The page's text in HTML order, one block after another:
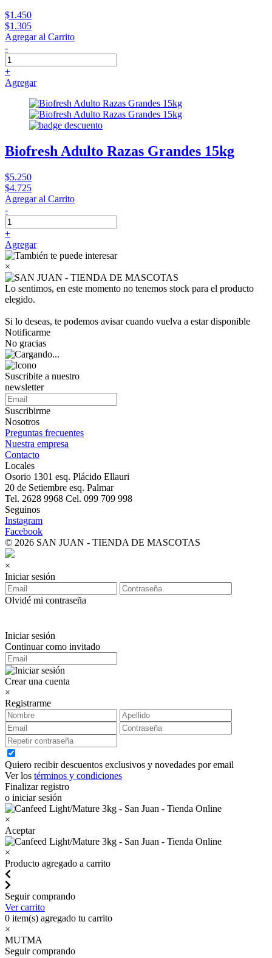
$1.450
$1.305
Agregar al Carrito
-
+
Agregar
Biofresh Adulto Razas Grandes 15kg
$5.250
$4.725
Agregar al Carrito
-
+
Agregar
×
Lo sentimos, en este momento no tenemos stock para el producto
elegido.
Si lo deseas, te podemos avisar cuando vuelva a estar disponible
Notificarme
No gracias
Suscribite a nuestro
newsletter
Suscribirme
Nosotros
Preguntas frecuentes
Nuestra empresa
Contacto
Locales
Osorio 1301 esq. Plácido Ellauri
20 de Setiembre esq. Palmar
Tel. 2628 9968 Cel. 099 709 998
Seguinos
Instagram
Facebook
© 2026 SAN JUAN - TIENDA DE MASCOTAS
×
Iniciar sesión
Olvidé mi contraseña
Iniciar sesión
Continuar como invitado
Crear una cuenta
×
Registrarme
Quiero recibir descuentos exclusivos y novedades por email
Ver los términos y condiciones
Finalizar registro
o iniciar sesión
×
Aceptar
×
Producto agregado a carrito
Seguir comprando
Ver carrito
0 item(s) agregado tu carrito
×
MUTMA
Seguir comprando